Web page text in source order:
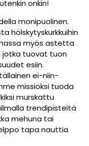
onkin!
monipuolinen.
hölskytyskurkkuihin
myös astetta
jotka tuovat tuon
esiin.
ei-niin-
missioksi tuoda
murskattu
trendipisteitä
mehuna tai
tapa nauttia